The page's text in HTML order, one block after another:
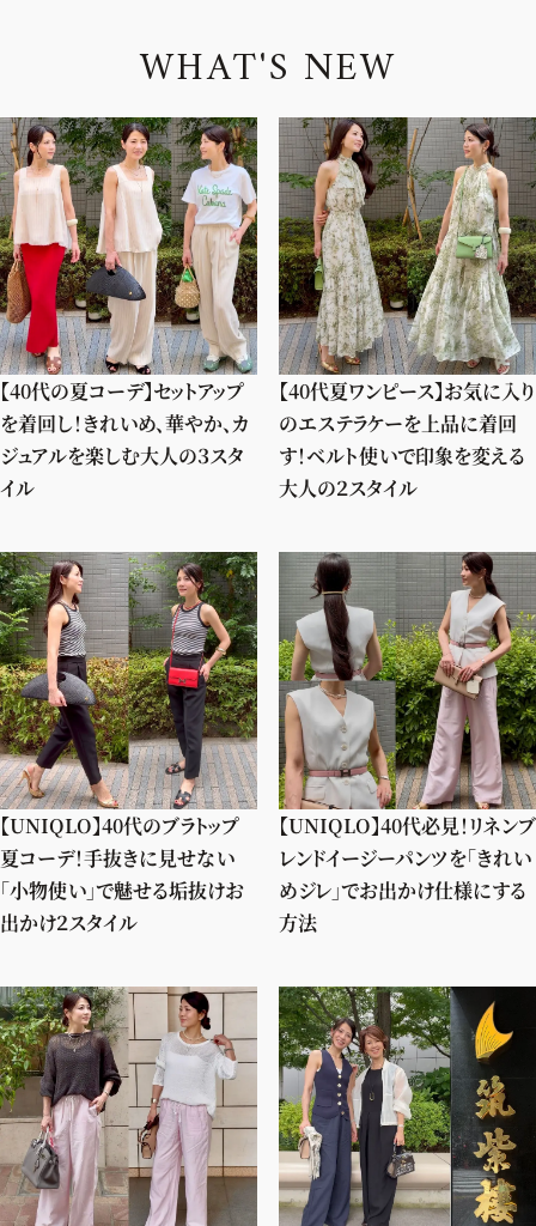
WHAT'S NEW
【40代の夏コーデ】セットアップ
を着回し！きれいめ、華やか、カ
ジュアルを楽しむ大人の３スタ
イル
【40代夏ワンピース】お気に入り
のエステラケーを上品に着回
す！ベルト使いで印象を変える
大人の２スタイル
【UNIQLO】40代のブラトップ
夏コーデ！手抜きに見せない
「小物使い」で魅せる垢抜けお
出かけ２スタイル
【UNIQLO】40代必見！リネンブ
レンドイージーパンツを「きれい
めジレ」でお出かけ仕様にする
方法